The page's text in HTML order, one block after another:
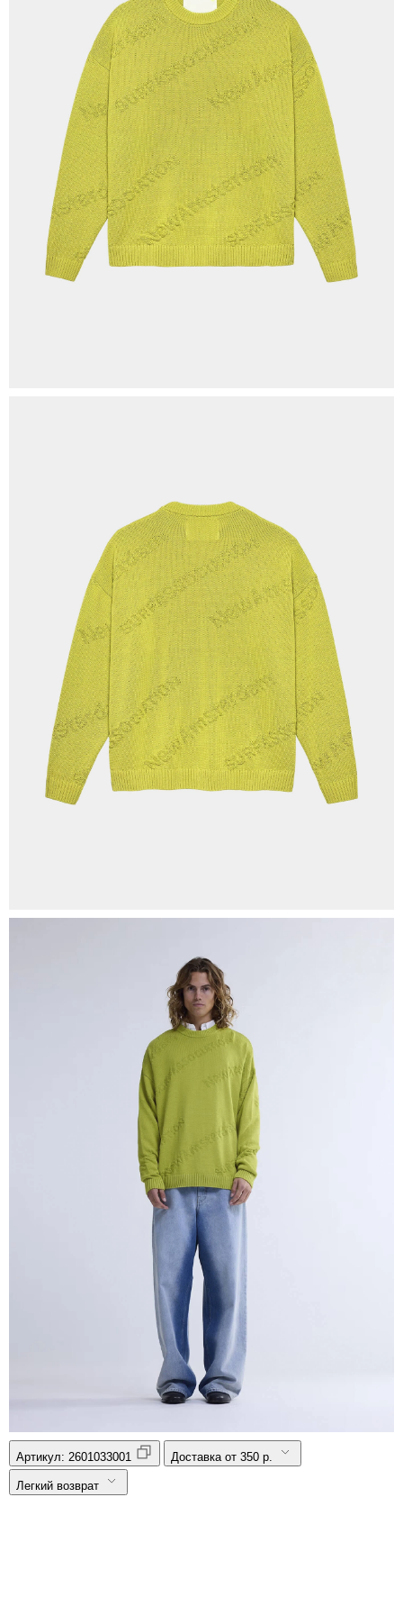
Артикул: 2601033001 Доставка от 350 р.
Легкий возврат